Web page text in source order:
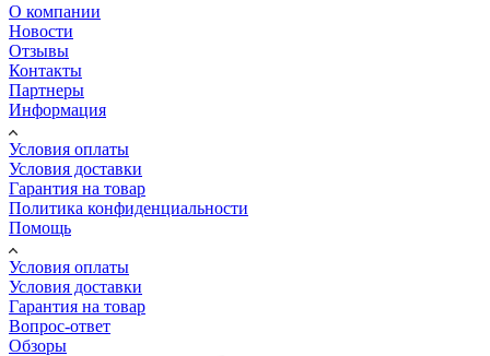
О компании
Новости
Отзывы
Контакты
Партнеры
Информация
Условия оплаты
Условия доставки
Гарантия на товар
Политика конфиденциальности
Помощь
Условия оплаты
Условия доставки
Гарантия на товар
Вопрос-ответ
Обзоры